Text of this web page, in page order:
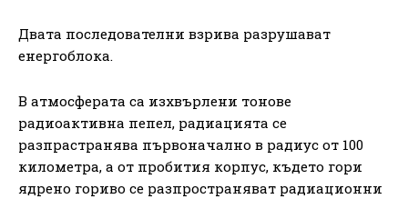
Двата последователни взрива разрушават
енергоблока.
В атмосферата са изхвърлени тонове
радиоактивна пепел, радиацията се
разпрастранява първоначално в радиус от 100
километра, а от пробития корпус, където гори
ядрено гориво се разпространяват радиационни